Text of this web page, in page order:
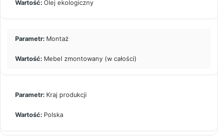
Olej ekologiczny
Montaż
Mebel zmontowany (w całości)
Kraj produkcji
Polska